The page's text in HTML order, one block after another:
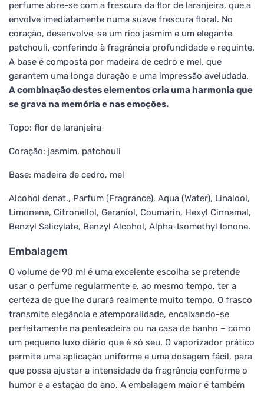
perfume abre-se com a frescura da flor de laranjeira, que a
envolve imediatamente numa suave frescura floral. No
coração, desenvolve-se um rico jasmim e um elegante
patchouli, conferindo à fragrância profundidade e requinte.
A base é composta por madeira de cedro e mel, que
garantem uma longa duração e uma impressão aveludada.
A combinação destes elementos cria uma harmonia que
se grava na memória e nas emoções.
Topo: flor de laranjeira
Coração: jasmim, patchouli
Base: madeira de cedro, mel
Alcohol denat., Parfum (Fragrance), Aqua (Water), Linalool,
Limonene, Citronellol, Geraniol, Coumarin, Hexyl Cinnamal,
Benzyl Salicylate, Benzyl Alcohol, Alpha-Isomethyl Ionone.
Embalagem
O volume de 90 ml é uma excelente escolha se pretende
usar o perfume regularmente e, ao mesmo tempo, ter a
certeza de que lhe durará realmente muito tempo. O frasco
transmite elegância e atemporalidade, encaixando-se
perfeitamente na penteadeira ou na casa de banho – como
um pequeno luxo diário que é só seu. O vaporizador prático
permite uma aplicação uniforme e uma dosagem fácil, para
que possa ajustar a intensidade da fragrância conforme o
humor e a estação do ano. A embalagem maior é também